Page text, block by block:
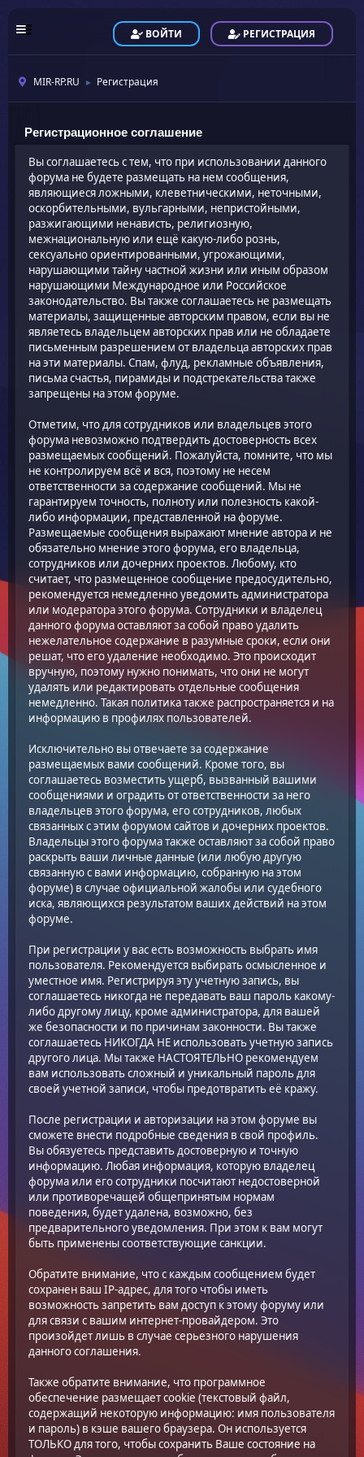
ВОЙТИ РЕГИСТРАЦИЯ
MIR-RP.RU ► Регистрация
Регистрационное соглашение
Вы соглашаетесь с тем, что при использовании данного
форума не будете размещать на нем сообщения,
являющиеся ложными, клеветническими, неточными,
оскорбительными, вульгарными, непристойными,
разжигающими ненависть, религиозную,
межнациональную или ещё какую-либо рознь,
сексуально ориентированными, угрожающими,
нарушающими тайну частной жизни или иным образом
нарушающими Международное или Российское
законодательство. Вы также соглашаетесь не размещать
материалы, защищенные авторским правом, если вы не
являетесь владельцем авторских прав или не обладаете
письменным разрешением от владельца авторских прав
на эти материалы. Спам, флуд, рекламные объявления,
письма счастья, пирамиды и подстрекательства также
запрещены на этом форуме.
Отметим, что для сотрудников или владельцев этого
форума невозможно подтвердить достоверность всех
размещаемых сообщений. Пожалуйста, помните, что мы
не контролируем всё и вся, поэтому не несем
ответственности за содержание сообщений. Мы не
гарантируем точность, полноту или полезность какой-
либо информации, представленной на форуме.
Размещаемые сообщения выражают мнение автора и не
обязательно мнение этого форума, его владельца,
сотрудников или дочерних проектов. Любому, кто
считает, что размещенное сообщение предосудительно,
рекомендуется немедленно уведомить администратора
или модератора этого форума. Сотрудники и владелец
данного форума оставляют за собой право удалить
нежелательное содержание в разумные сроки, если они
решат, что его удаление необходимо. Это происходит
вручную, поэтому нужно понимать, что они не могут
удалять или редактировать отдельные сообщения
немедленно. Такая политика также распространяется и на
информацию в профилях пользователей.
Исключительно вы отвечаете за содержание
размещаемых вами сообщений. Кроме того, вы
соглашаетесь возместить ущерб, вызванный вашими
сообщениями и оградить от ответственности за него
владельцев этого форума, его сотрудников, любых
связанных с этим форумом сайтов и дочерних проектов.
Владельцы этого форума также оставляют за собой право
раскрыть ваши личные данные (или любую другую
связанную с вами информацию, собранную на этом
форуме) в случае официальной жалобы или судебного
иска, являющихся результатом ваших действий на этом
форуме.
При регистрации у вас есть возможность выбрать имя
пользователя. Рекомендуется выбирать осмысленное и
уместное имя. Регистрируя эту учетную запись, вы
соглашаетесь никогда не передавать ваш пароль какому-
либо другому лицу, кроме администратора, для вашей
же безопасности и по причинам законности. Вы также
соглашаетесь НИКОГДА НЕ использовать учетную запись
другого лица. Мы также НАСТОЯТЕЛЬНО рекомендуем
вам использовать сложный и уникальный пароль для
своей учетной записи, чтобы предотвратить её кражу.
После регистрации и авторизации на этом форуме вы
сможете внести подробные сведения в свой профиль.
Вы обязуетесь представить достоверную и точную
информацию. Любая информация, которую владелец
форума или его сотрудники посчитают недостоверной
или противоречащей общепринятым нормам
поведения, будет удалена, возможно, без
предварительного уведомления. При этом к вам могут
быть применены соответствующие санкции.
Обратите внимание, что с каждым сообщением будет
сохранен ваш IP-адрес, для того чтобы иметь
возможность запретить вам доступ к этому форуму или
для связи с вашим интернет-провайдером. Это
произойдет лишь в случае серьезного нарушения
данного соглашения.
Также обратите внимание, что программное
обеспечение размещает cookie (текстовый файл,
содержащий некоторую информацию: имя пользователя
и пароль) в кэше вашего браузера. Он используется
ТОЛЬКО для того, чтобы сохранить Ваше состояние на